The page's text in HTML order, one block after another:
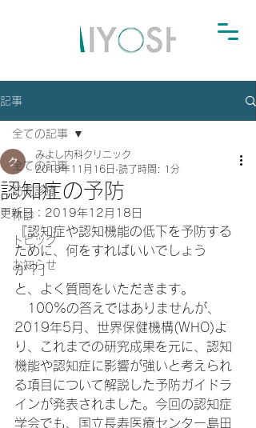
記事
全ての記事
訪問診療
休診
トピック
お知らせ
全ての記事
認知症の予防
みよし内科クリニック
2019年11月16日 読了時間: 1分
更新日： 2019年12月18日
『認知症や認知機能の低下を予防する
ために、何をすればいいでしょう
か？」
と、よく質問をいただきます。
100%の答えではありませんが、
2019年5月、世界保健機構(WHO)よ
り、これまでの研究成果を元に、認知
機能や認知症に影響が強いと考えられ
る項目について解説した予防ガイドラ
インが発表されました。今回の認知症
学会でも、国立長寿医療センター島田